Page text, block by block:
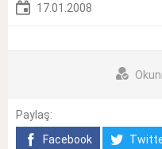
17.01.2008
Paylaş:
Facebook